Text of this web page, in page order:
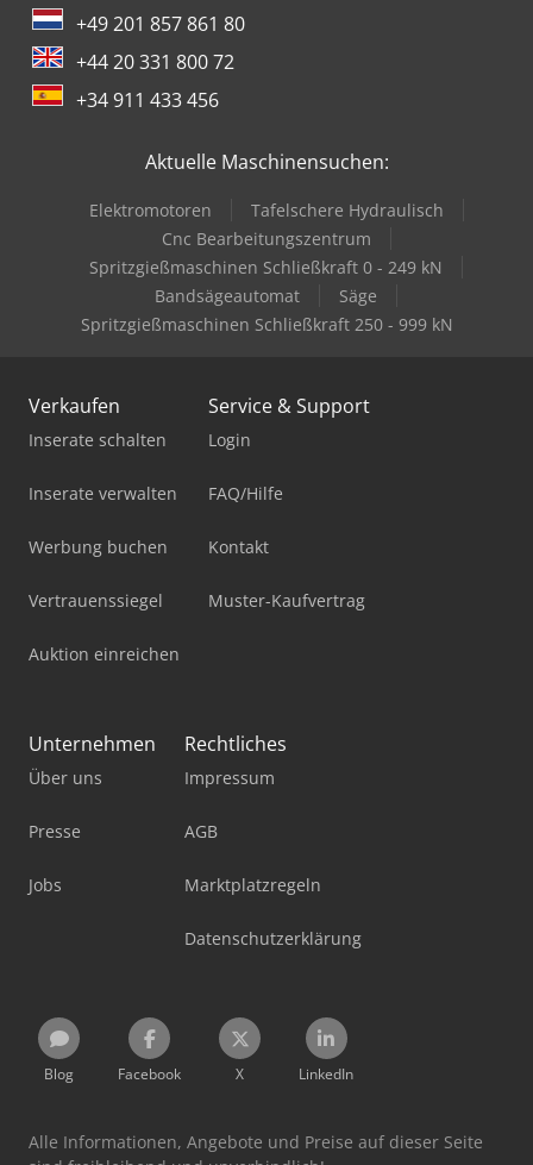
+49 201 857 861 80
+44 20 331 800 72
+34 911 433 456
Aktuelle Maschinensuchen:
Elektromotoren
Tafelschere Hydraulisch
Cnc Bearbeitungszentrum
Spritzgießmaschinen Schließkraft 0 - 249 kN
Bandsägeautomat
Säge
Spritzgießmaschinen Schließkraft 250 - 999 kN
Verkaufen
Inserate schalten
Inserate verwalten
Werbung buchen
Vertrauenssiegel
Auktion einreichen
Service & Support
Login
FAQ/Hilfe
Kontakt
Muster-Kaufvertrag
Unternehmen
Über uns
Presse
Jobs
Rechtliches
Impressum
AGB
Marktplatzregeln
Datenschutzerklärung
Blog Facebook X LinkedIn
Alle Informationen, Angebote und Preise auf dieser Seite